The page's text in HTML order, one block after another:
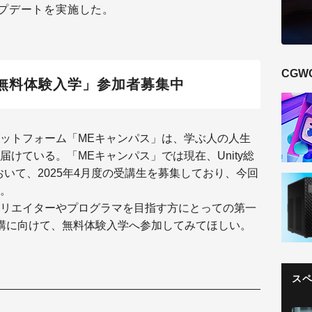
デートを実施した。
料体験入学」参加者募集中
トフォーム「MEキャンパス」は、学ぶ人の人生
けている。「MEキャンパス」では現在、Unity総
て、2025年4月度の受講生を募集しており、今回
エイターやプログラマを目指す方にとっての第一
向けて、無料体験入学へ参加してみてほしい。
ス